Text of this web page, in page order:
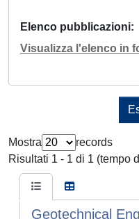
Elenco pubblicazioni
Visualizza l'elenco in
Mostra
records
Risultati 1 - 1 di 1 (tempo
Geotechnical